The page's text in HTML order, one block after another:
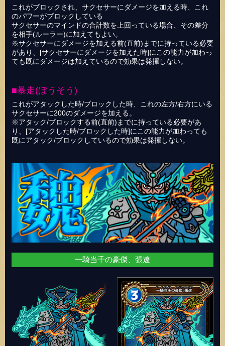
これがブロックされ、サクセサーにダメージを加える時、これ
のパワーがブロックしている
サクセサーのマインドの合計数を上回っている場合、その差分
を相手(ルーラー)に加えてもよい。
※サクセサーにダメージを加える前(直前)までに持っている必要
があり、[サクセサーにダメージを加えた時]にこの能力が加わっ
ても既にダメージは加えているので効果は発揮しない。
■暴走(ぼうそう)
これがアタックした時/ブロックした時、これの左方/右方にいる
サクセサーに200のダメージを加える。
※アタック/ブロックする前(直前)までに持っている必要があ
り、[アタックした時/ブロックした時]にこの能力が加わっても
既にアタック/ブロックしているので効果は発揮しない。
一騎当千の豪傑、張遼